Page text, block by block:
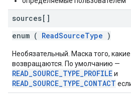
sources[]
enum ( ReadSourceType )
Необязательный. Маска того,
возвращаются. По умолчанию —
READ_SOURCE_TYPE_PROFILEи
READ_SOURCE_TYPE_CONTACT